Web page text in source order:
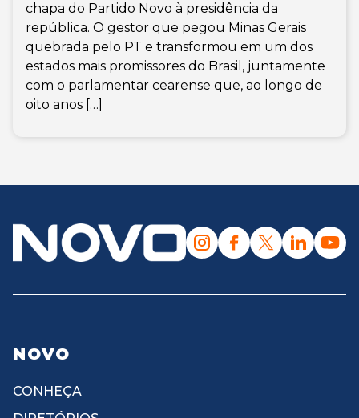
chapa do Partido Novo à presidência da
república. O gestor que pegou Minas Gerais
quebrada pelo PT e transformou em um dos
estados mais promissores do Brasil, juntamente
com o parlamentar cearense que, ao longo de
oito anos […]
NOVO
CONHEÇA